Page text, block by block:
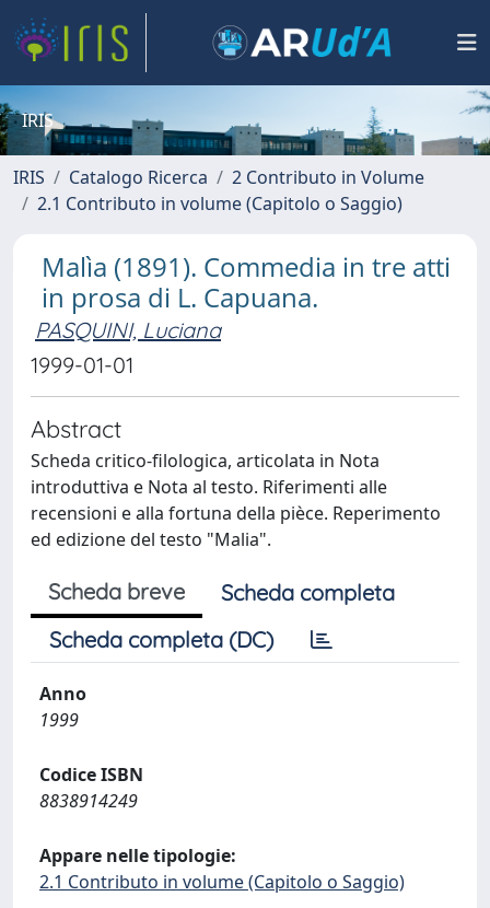
IRIS
IRIS Catalogo Ricerca
2 Contributo in Volume
2.1 Contributo in volume (Capitolo o Saggio)
Malìa (1891). Commedia in tre atti
in prosa di L. Capuana.
PASQUINI, Luciana
1999-01-01
Abstract
Scheda critico-filologica, articolata in Nota
introduttiva e Nota al testo. Riferimenti alle
recensioni e alla fortuna della pièce. Reperimento
ed edizione del testo "Malia".
Scheda breve
Scheda completa
Scheda completa (DC)
Anno
1999
Codice ISBN
8838914249
Appare nelle tipologie:
2.1 Contributo in volume (Capitolo o Saggio)